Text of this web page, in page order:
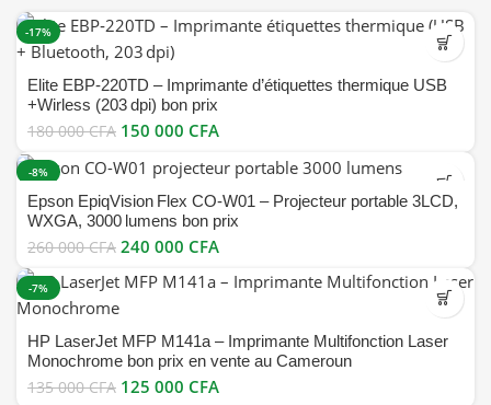
-17%
Elite EBP‑220TD – Imprimante d’étiquettes thermique USB
+Wirless (203 dpi) bon prix
180 000CFA 150 000 CFA
-8%
Epson EpiqVision Flex CO‑W01 – Projecteur portable 3LCD,
WXGA, 3000 lumens bon prix
260 000CFA 240 000 CFA
-7%
HP LaserJet MFP M141a – Imprimante Multifonction Laser
Monochrome bon prix en vente au Cameroun
135 000CFA 125 000 CFA